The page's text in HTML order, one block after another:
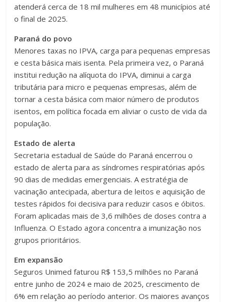
atenderá cerca de 18 mil mulheres em 48 municípios até
o final de 2025.
Paraná do povo
Menores taxas no IPVA, carga para pequenas empresas
e cesta básica mais isenta. Pela primeira vez, o Paraná
institui redução na alíquota do IPVA, diminui a carga
tributária para micro e pequenas empresas, além de
tornar a cesta básica com maior número de produtos
isentos, em política focada em aliviar o custo de vida da
população.
Estado de alerta
Secretaria estadual de Saúde do Paraná encerrou o
estado de alerta para as síndromes respiratórias após
90 dias de medidas emergenciais. A estratégia de
vacinação antecipada, abertura de leitos e aquisição de
testes rápidos foi decisiva para reduzir casos e óbitos.
Foram aplicadas mais de 3,6 milhões de doses contra a
Influenza. O Estado agora concentra a imunização nos
grupos prioritários.
Em expansão
Seguros Unimed faturou R$ 153,5 milhões no Paraná
entre junho de 2024 e maio de 2025, crescimento de
6% em relação ao período anterior. Os maiores avanços